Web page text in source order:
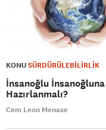
KONUSÜRDÜRÜLEBİLİRLİK
İnsanoğlu
Hazırlanmalı?
Cem Leon Menase